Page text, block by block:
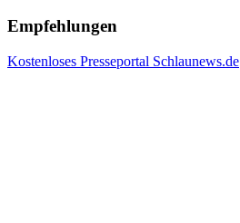
Empfehlungen
Kostenloses Presseportal Schlaunews.de